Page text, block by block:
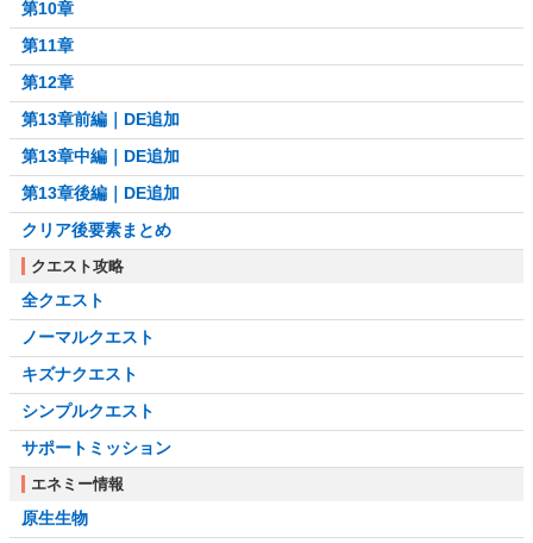
第10章
第11章
第12章
第13章前編｜DE追加
第13章中編｜DE追加
第13章後編｜DE追加
クリア後要素まとめ
クエスト攻略
全クエスト
ノーマルクエスト
キズナクエスト
シンプルクエスト
サポートミッション
エネミー情報
原生生物